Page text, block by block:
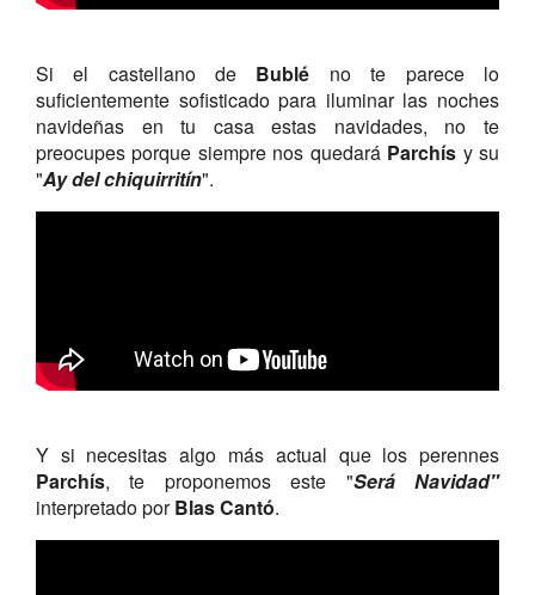
Si el castellano de Bublé no te parece lo
suficientemente sofisticado para iluminar las noches
navideñas en tu casa estas navidades, no te
preocupes porque siempre nos quedará Parchís y su
"Ay del chiquirritín".
Y si necesitas algo más actual que los perennes
Parchís, te proponemos este "Será Navidad"
interpretado porBlas Cantó.